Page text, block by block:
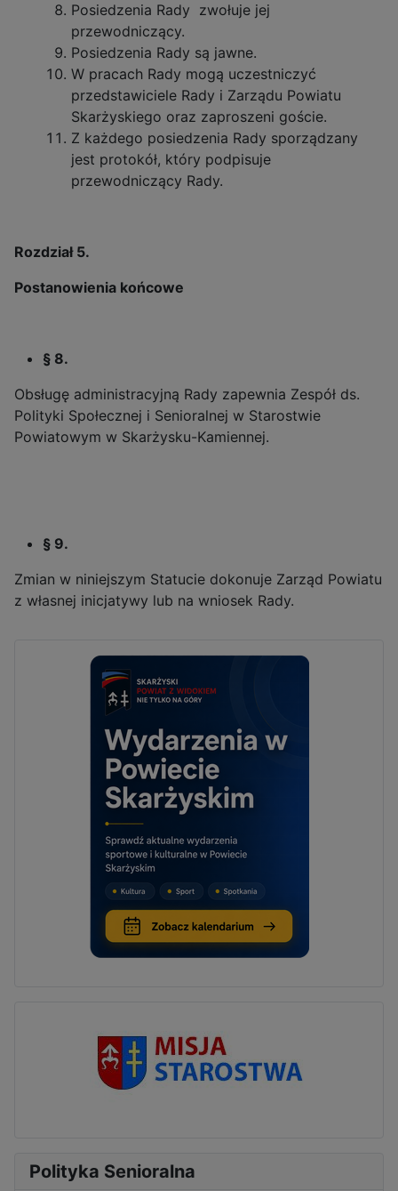
Posiedzenia Rady zwołuje jej
przewodniczący.
Posiedzenia Rady są jawne.
W pracach Rady mogą uczestniczyć
przedstawiciele Rady i Zarządu Powiatu
Skarżyskiego oraz zaproszeni goście.
Z każdego posiedzenia Rady sporządzany
jest protokół, który podpisuje
przewodniczący Rady.
Rozdział 5.
Postanowienia końcowe
§ 8.
Obsługę administracyjną Rady zapewnia Zespół ds.
Polityki Społecznej i Senioralnej w Starostwie
Powiatowym w Skarżysku-Kamiennej.
§ 9.
Zmian w niniejszym Statucie dokonuje Zarząd Powiatu
z własnej inicjatywy lub na wniosek Rady.
Polityka Senioralna